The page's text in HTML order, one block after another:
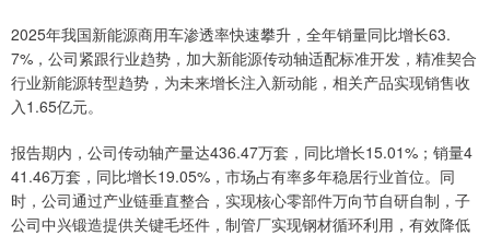
2025年我国新能源商用车渗透率快速攀升，全年销量同比增长63.
7%，公司紧跟行业趋势，加大新能源传动轴适配标准开发，精准契合
行业新能源转型趋势，为未来增长注入新动能，相关产品实现销售收
入1.65亿元。
报告期内，公司传动轴产量达436.47万套，同比增长15.01%；销量4
41.46万套，同比增长19.05%，市场占有率多年稳居行业首位。同
时，公司通过产业链垂直整合，实现核心零部件万向节自研自制，子
公司中兴锻造提供关键毛坯件，制管厂实现钢材循环利用，有效降低